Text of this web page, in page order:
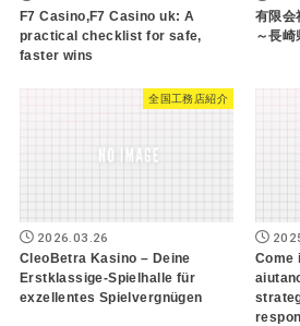
F7 Casino,F7 Casino uk: A
practical checklist for safe,
faster wins
有限
～長
全国工務店紹介
2026.03.26
CleoBetra Kasino – Deine
Erstklassige-Spielhalle für
exzellentes Spielvergnügen
Come